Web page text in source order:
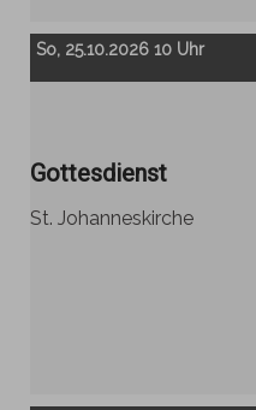
So, 25.10.2026 10 Uhr
Gottesdienst
St. Johanneskirche